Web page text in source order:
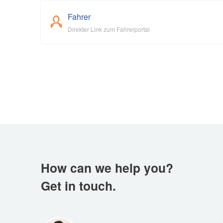
Fahrer
Direkter Link zum Fahrerportal
How can we help you?
Get in touch.